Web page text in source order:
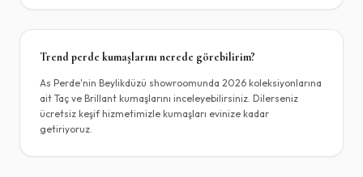
Trend perde kumaşlarını nerede görebilirim?
As Perde'nin Beylikdüzü showroomunda 2026 koleksiyonlarına
ait Taç ve Brillant kumaşlarını inceleyebilirsiniz. Dilerseniz
ücretsiz keşif hizmetimizle kumaşları evinize kadar
getiriyoruz.